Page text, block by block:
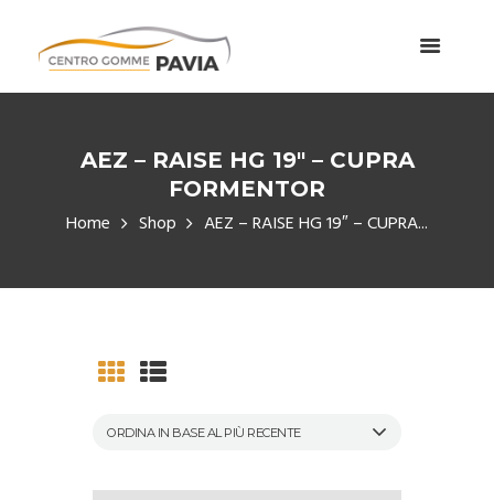
AEZ – RAISE HG 19″ – CUPRA
FORMENTOR
Home Shop AEZ – RAISE HG 19″ – CUPRA...